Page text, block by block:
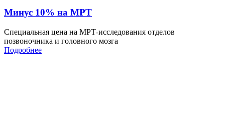
Минус 10% на МРТ
Специальная цена на МРТ-исследования отделов
позвоночника и головного мозга
Подробнее